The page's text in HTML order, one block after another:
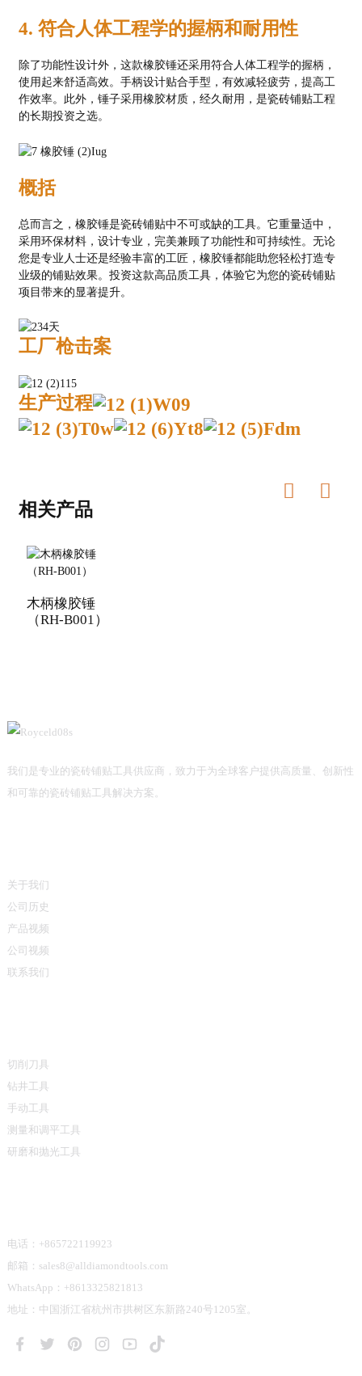
4. 符合人体工程学的握柄和耐用性
除了功能性设计外，这款橡胶锤还采用符合人体工程学的握柄，
使用起来舒适高效。手柄设计贴合手型，有效减轻疲劳，提高工
作效率。此外，锤子采用橡胶材质，经久耐用，是瓷砖铺贴工程
的长期投资之选。
概括
总而言之，橡胶锤是瓷砖铺贴中不可或缺的工具。它重量适中，
采用环保材料，设计专业，完美兼顾了功能性和可持续性。无论
您是专业人士还是经验丰富的工匠，橡胶锤都能助您轻松打造专
业级的铺贴效果。投资这款高品质工具，体验它为您的瓷砖铺贴
项目带来的显著提升。
工厂枪击案
生产过程
相关产品
木柄橡胶锤
（RH-B001）
我们是专业的瓷砖铺贴工具供应商，致力于为全球客户提供高质量、创新性
和可靠的瓷砖铺贴工具解决方案。
关于我们
公司历史
产品视频
公司视频
联系我们
切削刀具
钻井工具
手动工具
测量和调平工具
研磨和抛光工具
电话：+865722119923
邮箱：sales8@alldiamondtools.com
WhatsApp：+8613325821813
地址：中国浙江省杭州市拱树区东新路240号1205室。